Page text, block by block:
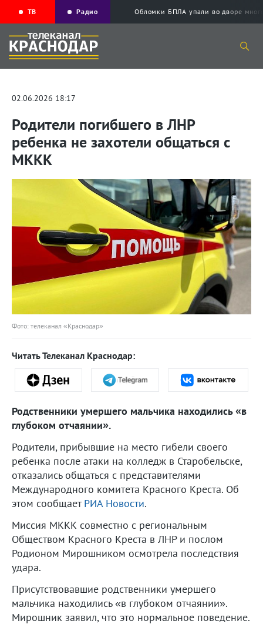
ТВ Радио Обломки БПЛА упали во дворе
02.06.2026 18:17
Родители погибшего в ЛНР
ребенка не захотели общаться с
МККК
Фото: телеканал «Краснодар»
Читать Телеканал Краснодар:
Родственники умершего мальчика находились «в
глубоком отчаянии».
Родители, прибывшие на место гибели своего
ребенка после атаки на колледж в Старобельске,
отказались общаться с представителями
Международного комитета Красного Креста. Об
этом сообщаетРИА Новости.
Миссия МККК совместно с региональным
Обществом Красного Креста в ЛНР и послом
Родионом Мирошником осмотрела последствия
удара.
Присутствовавшие родственники умершего
мальчика находились «в глубоком отчаянии».
Мирошник заявил, что это нормальное поведение.